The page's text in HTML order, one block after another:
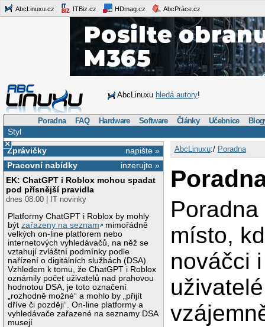
AbcLinuxu.cz ITBiz.cz HDmag.cz AbcPráce.cz
AbcLinuxu hledá autory!
Poradna FAQ Hardware Software Články Učebnice
Styl
×
napište »
Zprávičky
inzerujte »
Pracovní nabídky
EK: ChatGPT i Roblox mohou spadat
pod přísnější pravidla
dnes 08:00 | IT novinky
Platformy ChatGPT i Roblox by mohly
býtzařazeny na seznam
mimořádně
velkých on-line platforem nebo
internetových vyhledávačů, na něž se
vztahují zvláštní podmínky podle
nařízení o digitálních službách (DSA).
Vzhledem k tomu, že ChatGPT i Roblox
oznámily počet uživatelů nad prahovou
hodnotou DSA, je toto označení
„rozhodně možné“ a mohlo by „přijít
dříve či později“. On-line platformy a
vyhledávače zařazené na seznamy DSA
musejí
AbcLinuxu:/ Poradna
místo,
nováčci